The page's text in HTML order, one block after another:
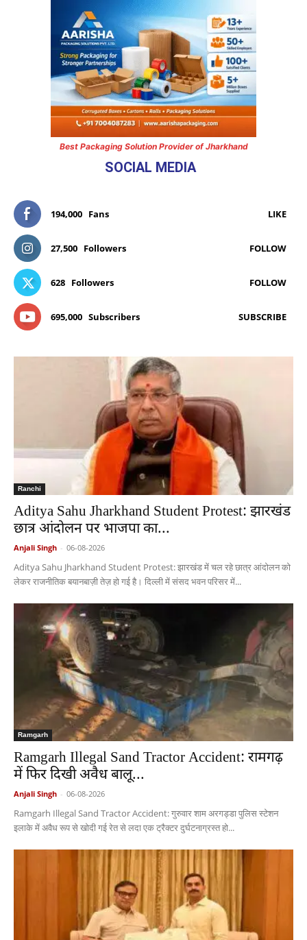
Best Packaging Solution Provider of Jharkhand
SOCIAL MEDIA
194,000 Fans LIKE
27,500 Followers FOLLOW
628 Followers FOLLOW
695,000 Subscribers SUBSCRIBE
Ranchi
Aditya Sahu Jharkhand Student Protest: झारखंड
छात्र आंदोलन पर भाजपा का...
Anjali Singh - 06-08-2026
Aditya Sahu Jharkhand Student Protest: झारखंड में चल रहे छात्र आंदोलन को
लेकर राजनीतिक बयानबाज़ी तेज़ हो गई है। दिल्ली में संसद भवन परिसर में...
Ramgarh
Ramgarh Illegal Sand Tractor Accident: रामगढ़
में फिर दिखी अवैध बालू...
Anjali Singh - 06-08-2026
Ramgarh Illegal Sand Tractor Accident: गुरुवार शाम अरगड्डा पुलिस स्टेशन
इलाके में अवैध रूप से खोदी गई रेत से लदा एक ट्रैक्टर दुर्घटनाग्रस्त हो...